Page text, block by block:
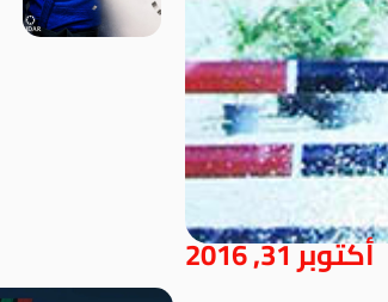
أكتوبر 31, 2016